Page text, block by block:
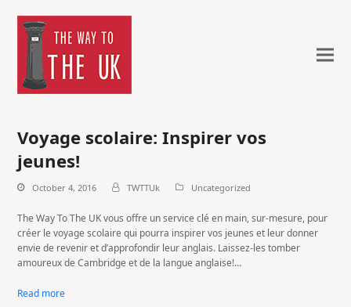
Voyage scolaire: Inspirer vos
jeunes!
October 4, 2016 TWTTUk Uncategorized
The Way To The UK vous offre un service clé en main, sur-mesure, pour
créer le voyage scolaire qui pourra inspirer vos jeunes et leur donner
envie de revenir et d’approfondir leur anglais. Laissez-les tomber
amoureux de Cambridge et de la langue anglaise!…
Read more